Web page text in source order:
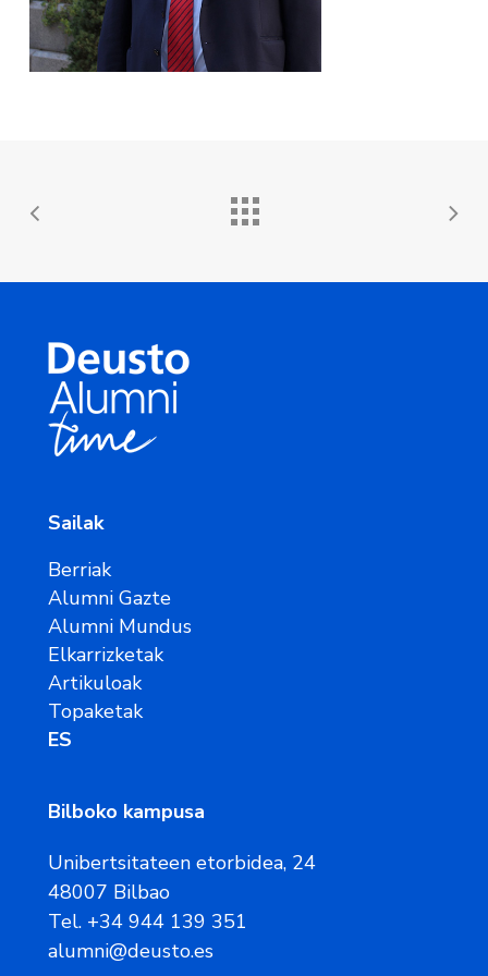
Sailak
Berriak
Alumni Gazte
Alumni Mundus
Elkarrizketak
Artikuloak
Topaketak
ES
Bilboko kampusa
Unibertsitateen etorbidea, 24
48007 Bilbao
Tel. +34 944 139 351
alumni@deusto.es